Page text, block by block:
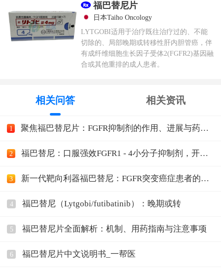
福巴替尼片
日本Taiho Oncology
LYTGOBI适用于治疗既往治疗过的、不能
切除的、局部晚期或转移性肝内胆管癌，伴
有成纤维细胞生长因子受体2(FGFR2)基因融
合或其他重排的成人患者。
相关问答 相关资讯
1 聚焦福巴替尼片：FGFR抑制剂的作用、进展与药物
影响全览
2 福巴替尼：口服强效FGFR1 - 4小分子抑制剂，开启
癌症治
3 新一代靶向利器福巴替尼：FGFR突变癌症患者的希
望曙光
4 福巴替尼（Lytgobi/futibatinib）：晚期或转
5 福巴替尼片全面解析：机制、用药指南与注意事项
6 福巴替尼片中文说明书_一帮医